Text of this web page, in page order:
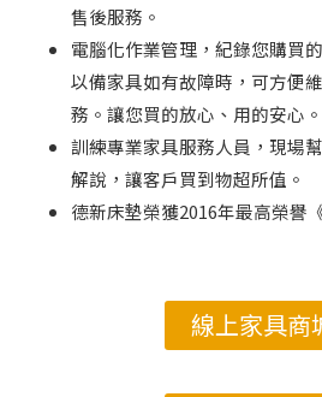
售後服務。
電腦化作業管理，紀錄您購買
以備家具如有故障時，可方便
務。讓您買的放心、用的安心。
訓練專業家具服務人員，現場
解說，讓客戶買到物超所值。
德新床墊榮獲2016年最高榮譽
線上家具商